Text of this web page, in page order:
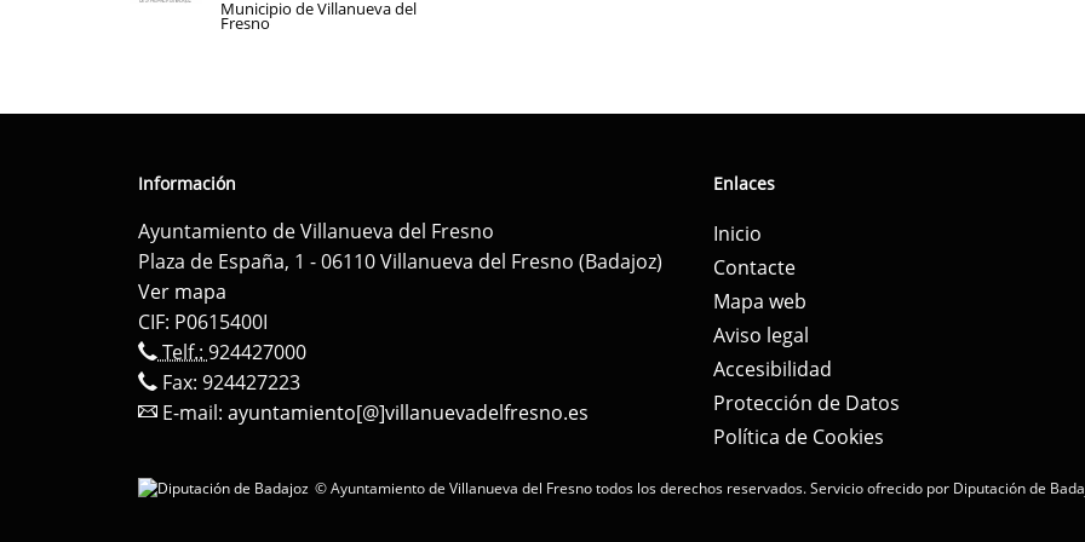
Municipio de Villanueva del
Fresno
Información
Ayuntamiento de Villanueva del Fresno
Plaza de España, 1 - 06110 Villanueva del Fresno (Badajoz)
Ver mapa
CIF: P0615400I
Telf.: 924427000
Fax: 924427223
E-mail: ayuntamiento[@]villanuevadelfresno.es
Enlaces
Inicio
Contacte
Mapa web
Aviso legal
Accesibilidad
Protección de Datos
Política de Cookies
© Ayuntamiento de Villanueva del Fresno todos los derechos reservados.Servicio ofrecido por Diputación de